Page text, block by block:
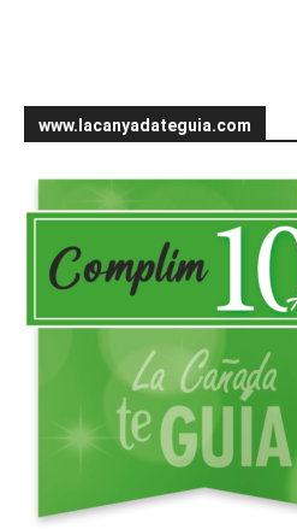
www.lacanyadateguia.com